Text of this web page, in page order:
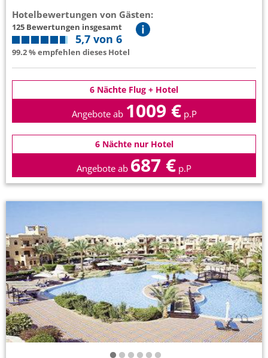
Hotelbewertungen von Gästen:
125 Bewertungen insgesamt
5,7 von 6
99.2 % empfehlen dieses Hotel
6 Nächte Flug + Hotel
Angebote ab 1009 € p.P
6 Nächte nur Hotel
Angebote ab 687 € p.P